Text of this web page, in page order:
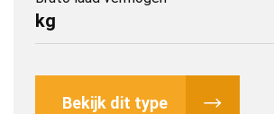
kg
Bekijk dit type